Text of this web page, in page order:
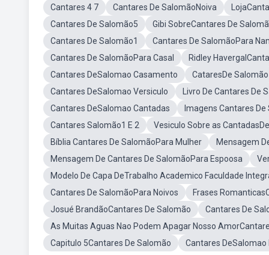
Cantares 4 7
Cantares De SalomãoNoiva
Cantares De Salomão5
Gibi SobreCantares De
Cantares De Salomão1
Cantares De SalomãoPara
Cantares De SalomãoPara Casal
Ridley
Cantares DeSalomao Casamento
CataresDe Salomão
Cantares DeSalomao Versiculo
Livro De Cantares De
Cantares DeSalomao Cantadas
Imagens Cantares
Cantares Salomão1 E 2
Vesiculo Sobre as
Bíblia Cantares De SalomãoPara Mulher
Mensagem
Mensagem De Cantares De SalomãoPara Espoosa
Modelo De Capa DeTrabalho Academico Faculdade
Cantares De SalomãoPara Noivos
Frases
Josué BrandãoCantares De Salomão
Cantares De
As Muitas Aguas Nao Podem Apagar Nosso
Capitulo 5Cantares De Salomão
Cantares DeSalomao